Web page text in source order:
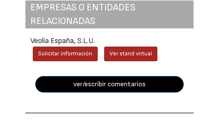
EMPRESAS O ENTIDADES
RELACIONADAS
Veolia España, S.L.U.
Solicitar información Ver stand virtual
ver/escribir comentarios